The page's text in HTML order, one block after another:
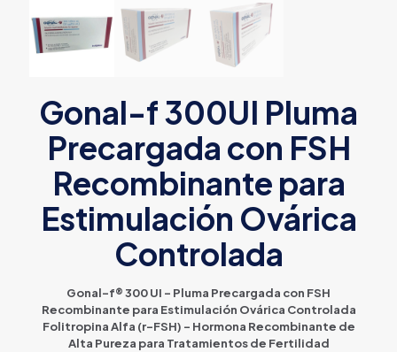
Gonal-f 300UI Pluma
Precargada con FSH
Recombinante para
Estimulación Ovárica
Controlada
Gonal-f® 300 UI – Pluma Precargada con FSH
Recombinante para Estimulación Ovárica Controlada
Folitropina Alfa (r-FSH) – Hormona Recombinante de
Alta Pureza para Tratamientos de Fertilidad